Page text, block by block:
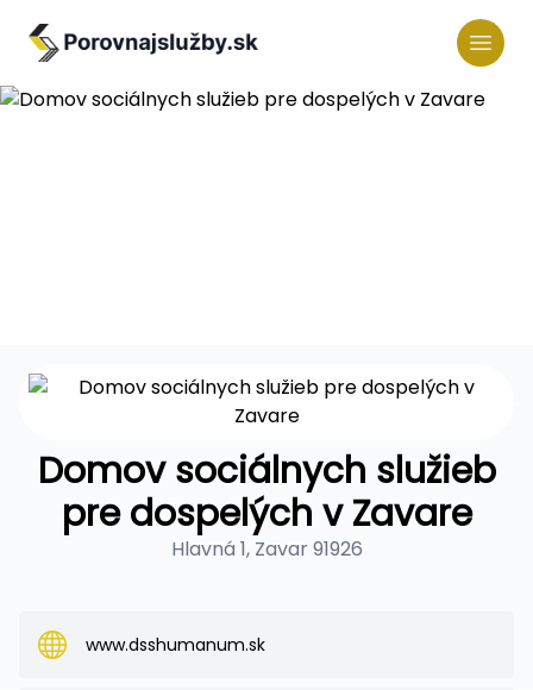
Domov sociálnych služieb
pre dospelých v Zavare
Hlavná 1, Zavar 91926
www.dsshumanum.sk